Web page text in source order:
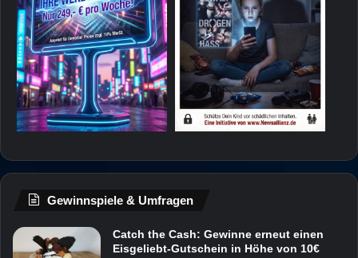
Gewinnspiele & Umfragen
Catch the Cash: Gewinne erneut einen
Eisgeliebt-Gutschein in Höhe von 10€